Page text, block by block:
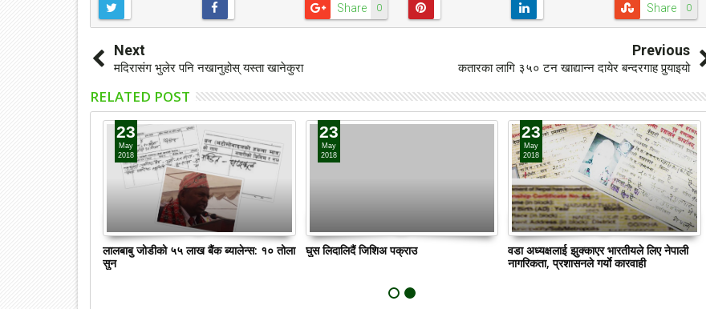
0
Share 0
Share
Next
मदिरासंग भुलेर पनि नखानुहोस् यस्ता खानेकुरा
Previous
कतारका लागि ३५० टन खाद्यान्न दायेर बन्दरगाह पुर्‍याइयो
RELATED POST
23
May
2018
लालबाबु जोडीको ५५ लाख बैंक ब्यालेन्स: १० तोला
सुन
23
May
2018
घुस लिदालिदैं जिशिअ पक्राउ
23
May
2018
वडा अध्यक्षलाई झुक्काएर भारतीयले लिए नेपाली
नागरिकता, प्रशासनले गर्याे कारवाही